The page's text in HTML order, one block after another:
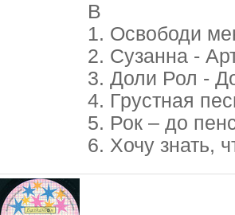
В
1. Освободи
2. Сузанна -
3. Доли Рол -
4. Грустная
5. Рок – до
6. Хочу знать,